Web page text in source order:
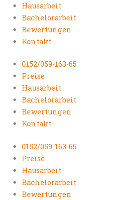
Hausarbeit
Bachelorarbeit
Bewertungen
Kontakt
0152/059-163-65
Preise
Hausarbeit
Bachelorarbeit
Bewertungen
Kontakt
0152/059-163-65
Preise
Hausarbeit
Bachelorarbeit
Bewertungen